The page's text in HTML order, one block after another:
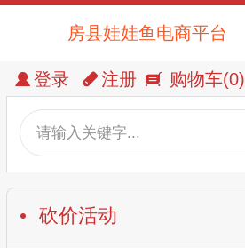
房县娃娃鱼电商平台
登录 注册 购物车(0)
请输入关键字...
砍价活动